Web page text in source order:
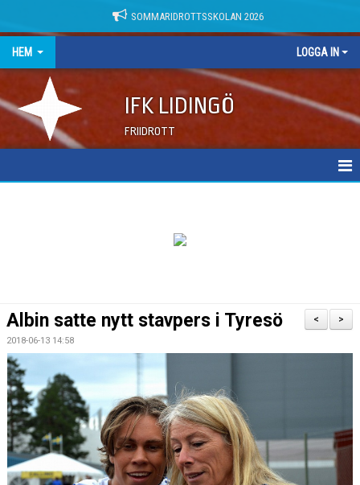
SOMMARIDROTTSSKOLAN 2026
HEM LOGGA IN
IFK LIDINGÖ
FRIIDROTT
>
<
Albin satte nytt stavpers i Tyresö
2018-06-13 14:58